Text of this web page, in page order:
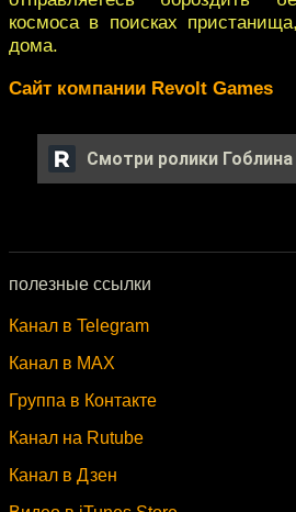
космоса в поисках
дома.
Сайт компании Revolt Games
Смотри ролики Гоблина
полезные ссылки
Канал в Telegram
Канал в MAX
Группа в Контакте
Канал на Rutube
Канал в Дзен